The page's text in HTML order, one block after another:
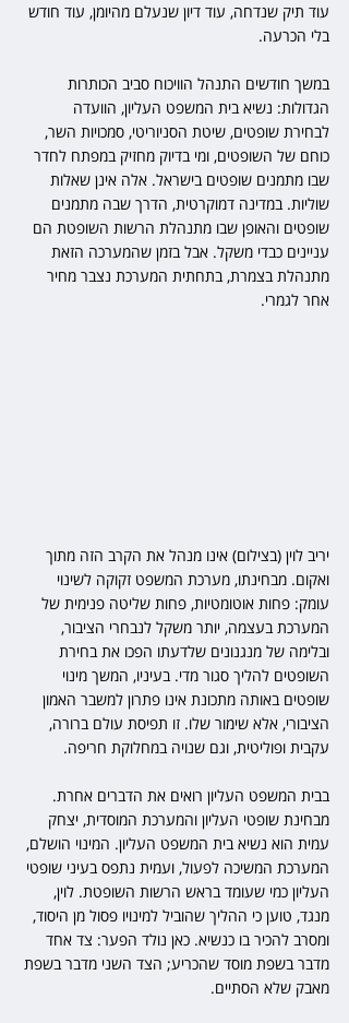
עוד תיק שנדחה, עוד דיון שנעלם מהיומן, עוד חודש
בלי הכרעה.
במשך חודשים התנהל הוויכוח סביב הכותרות
הגדולות: נשיא בית המשפט העליון, הוועדה
לבחירת שופטים, שיטת הסניוריטי, סמכויות השר,
כוחם של השופטים, ומי בדיוק מחזיק במפתח לחדר
שבו מתמנים שופטים בישראל. אלה אינן שאלות
שוליות. במדינה דמוקרטית, הדרך שבה מתמנים
שופטים והאופן שבו מתנהלת הרשות השופטת הם
עניינים כבדי משקל. אבל בזמן שהמערכה הזאת
מתנהלת בצמרת, בתחתית המערכת נצבר מחיר
אחר לגמרי.
יריב לוין (בצילום) אינו מנהל את הקרב הזה מתוך
ואקום. מבחינתו, מערכת המשפט זקוקה לשינוי
עומק: פחות אוטומטיות, פחות שליטה פנימית של
המערכת בעצמה, יותר משקל לנבחרי הציבור,
ובלימה של מנגנונים שלדעתו הפכו את בחירת
השופטים להליך סגור מדי. בעיניו, המשך מינוי
שופטים באותה מתכונת אינו פתרון למשבר האמון
הציבורי, אלא שימור שלו. זו תפיסת עולם ברורה,
עקבית ופוליטית, וגם שנויה במחלוקת חריפה.
בבית המשפט העליון רואים את הדברים אחרת.
מבחינת שופטי העליון והמערכת המוסדית, יצחק
עמית הוא נשיא בית המשפט העליון. המינוי הושלם,
המערכת המשיכה לפעול, ועמית נתפס בעיני שופטי
העליון כמי שעומד בראש הרשות השופטת. לוין,
מנגד, טוען כי ההליך שהוביל למינויו פסול מן היסוד,
ומסרב להכיר בו כנשיא. כאן נולד הפער: צד אחד
מדבר בשפת מוסד שהכריע; הצד השני מדבר בשפת
מאבק שלא הסתיים.